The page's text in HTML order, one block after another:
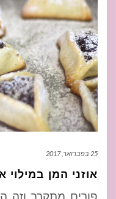
25 בפברואר, 2017
אוזני המן במילוי
פורים מתקרב וזה